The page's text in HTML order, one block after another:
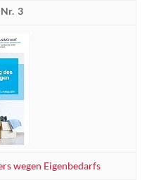
3
wegen Eigenbedarfs